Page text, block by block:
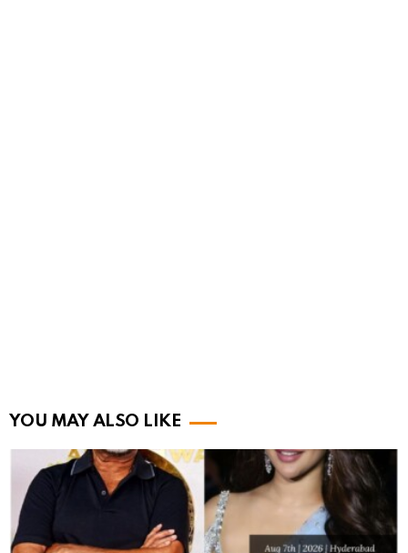
YOU MAY ALSO LIKE